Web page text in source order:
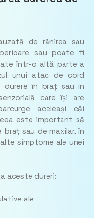
de rănirea sau
sau poate fi
într-o altă parte a
unui atac de cord
în braț sau în
care își are
aceleași căi
este important să
sau de maxilar, în
simptome ale unei
aceste dureri:
ale